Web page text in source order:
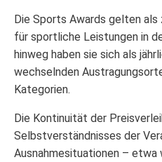
Die Sports Awards gelten als
für sportliche Leistungen in
hinweg haben sie sich als
wechselnden
Kategorien.
Die Kontinuität der
Selbstverständnisses der
Ausnahmesituationen – etwa